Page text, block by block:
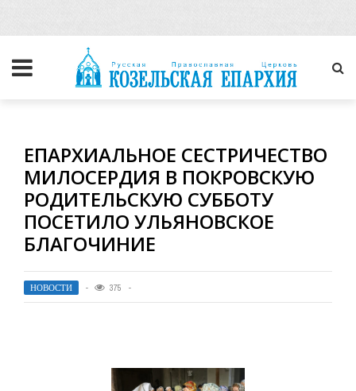
ЕПАРХИАЛЬНОЕ СЕСТРИЧЕСТВО
МИЛОСЕРДИЯ В ПОКРОВСКУЮ
РОДИТЕЛЬСКУЮ СУББОТУ
ПОСЕТИЛО УЛЬЯНОВСКОЕ
БЛАГОЧИНИЕ
НОВОСТИ 375